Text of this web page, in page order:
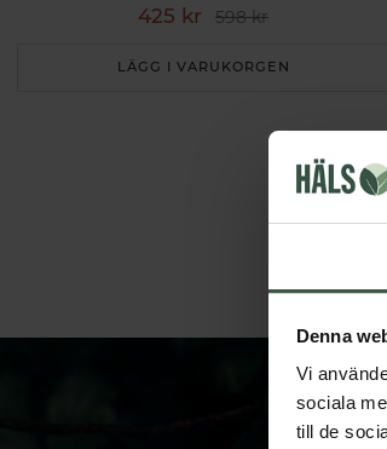
Denna
Vi
sociala
till de
425 kr 598 kr
LÄGG I VARUKORGEN